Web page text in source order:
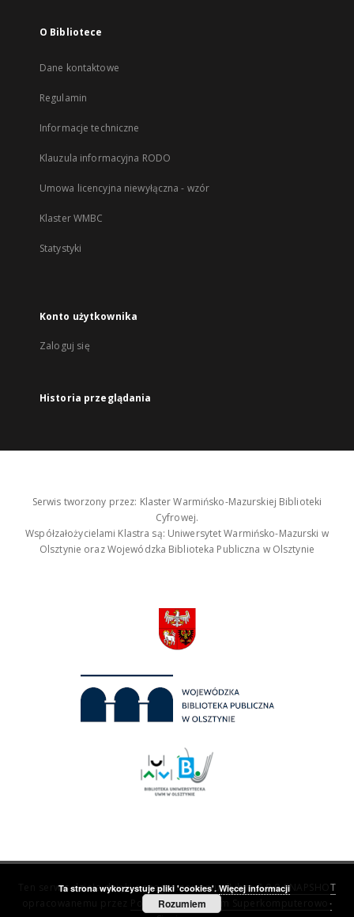
O Bibliotece
Dane kontaktowe
Regulamin
Informacje techniczne
Klauzula informacyjna RODO
Umowa licencyjna niewyłączna - wzór
Klaster WMBC
Statystyki
Konto użytkownika
Zaloguj się
Historia przeglądania
Serwis tworzony przez: Klaster Warmińsko-Mazurskiej Biblioteki
Cyfrowej.
Współzałożycielami Klastra są: Uniwersytet Warmińsko-Mazurski w
Olsztynie oraz Wojewódzka Biblioteka Publiczna w Olsztynie
Ten serwis działa dzięki oprogramowaniudLibra 7.0.0-SNAPSHOT
Poznańskie Centrum Superkomputerowo-
Ta strona wykorzystuje pliki 'cookies'. Więcej informacji
Rozumiem